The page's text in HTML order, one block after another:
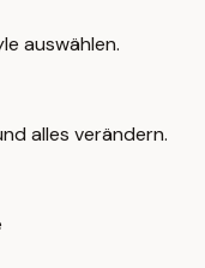
auswählen.
alles verändern.